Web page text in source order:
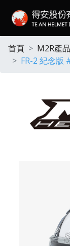
首頁 M2R產
FR-2 紀念版